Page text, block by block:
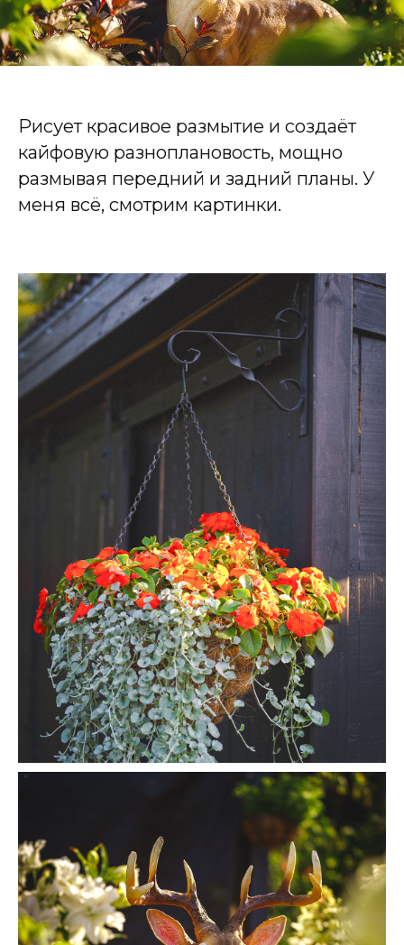
Рисует красивое размытие и создаёт
кайфовую разноплановость, мощно
размывая передний и задний планы. У
меня всё, смотрим картинки.